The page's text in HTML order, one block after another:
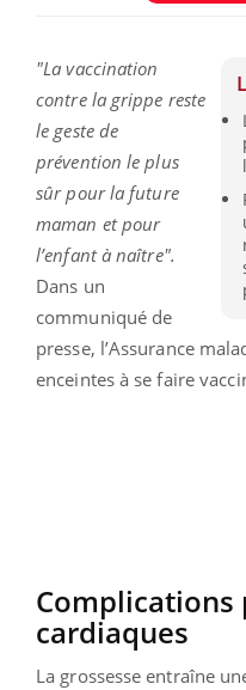
"La vaccination
contre la grippe reste
le geste de
prévention le plus
sûr pour la future
maman et pour
l’enfant à naître".
Dans un
communiqué de
presse, l’Assurance
enceintes à se faire
cardiaques
La grossesse entraîne